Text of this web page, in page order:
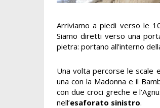
Arriviamo a piedi verso le
Siamo diretti verso una
pietra: portano all’interno
Una volta percorse le scale
una con la Madonna e il
con due croci greche e
nell’esaforato sinistro.